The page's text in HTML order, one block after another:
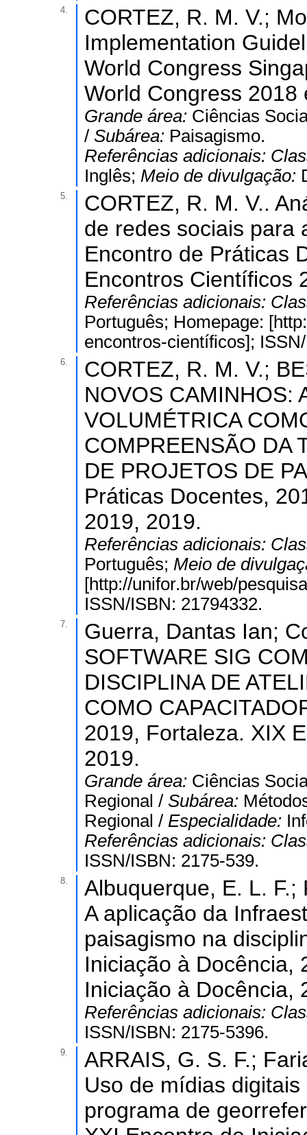
4.
CORTEZ, R. M. V.;
Implementation
World Congress
World Congress
Grande área: Ciências
/ Subárea: Paisagismo.
Referências adicionais:
Inglês; Meio de divulgação:
5.
CORTEZ, R. M. V..
de redes sociais para
Encontro de Práticas
Encontros Científicos
Referências adicionais:
Português; Homepage:
encontros-científicos];
6.
CORTEZ, R. M. V.;
NOVOS CAMINHOS:
VOLUMÉTRICA
COMPREENSÃO DA
DE PROJETOS DE
Práticas Docentes,
2019, 2019.
Referências adicionais:
Português; Meio de
[http://unifor.br/web/
ISSN/ISBN: 21794332.
7.
Guerra, Dantas Ian;
SOFTWARE SIG
DISCIPLINA DE
COMO
2019, Fortaleza. XIX
2019.
Grande área: Ciências
Regional / Subárea:
Regional / Especialidade:
Referências adicionais:
ISSN/ISBN: 2175-539.
8.
Albuquerque, E. L. F.;
A aplicação da
paisagismo na
Iniciação à Docência,
Iniciação à Docência,
Referências adicionais:
ISSN/ISBN: 2175-5396.
9.
ARRAIS, G. S. F.;
Uso de mídias
programa de